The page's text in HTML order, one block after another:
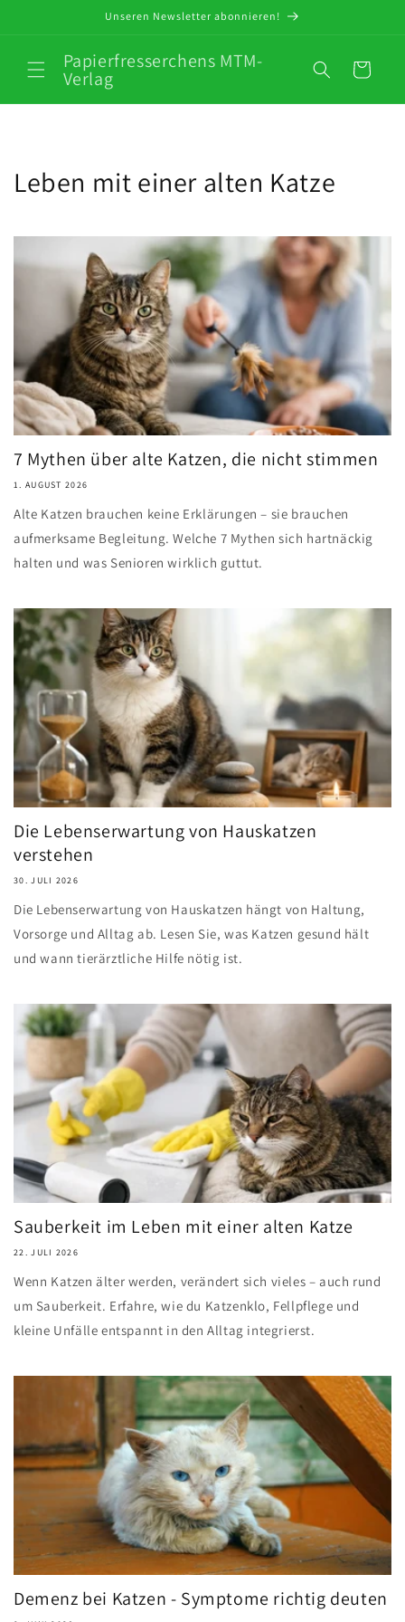
Unseren Newsletter abonnieren!
Papierfresserchens MTM-
Verlag Warenkorb
Leben mit einer alten Katze
7 Mythen über alte Katzen, die nicht stimmen
1. AUGUST 2026
Alte Katzen brauchen keine Erklärungen – sie brauchen
aufmerksame Begleitung. Welche 7 Mythen sich hartnäckig
halten und was Senioren wirklich guttut.
Die Lebenserwartung von Hauskatzen
verstehen
30. JULI 2026
Die Lebenserwartung von Hauskatzen hängt von Haltung,
Vorsorge und Alltag ab. Lesen Sie, was Katzen gesund hält
und wann tierärztliche Hilfe nötig ist.
Sauberkeit im Leben mit einer alten Katze
22. JULI 2026
Wenn Katzen älter werden, verändert sich vieles – auch rund
um Sauberkeit. Erfahre, wie du Katzenklo, Fellpflege und
kleine Unfälle entspannt in den Alltag integrierst.
Demenz bei Katzen - Symptome richtig deuten